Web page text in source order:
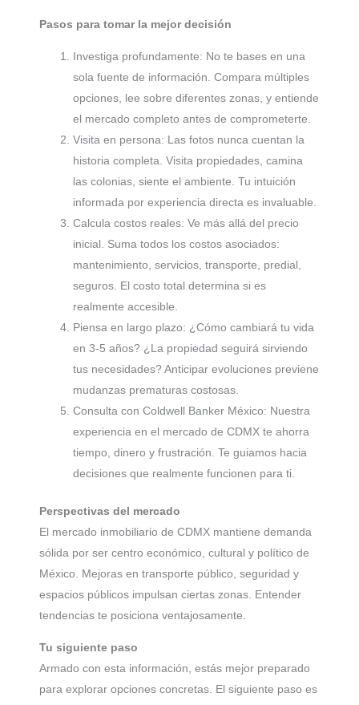
Pasos para tomar la mejor decisión
Investiga profundamente: No te bases en una
sola fuente de información. Compara múltiples
opciones, lee sobre diferentes zonas, y entiende
el mercado completo antes de comprometerte.
Visita en persona: Las fotos nunca cuentan la
historia completa. Visita propiedades, camina
las colonias, siente el ambiente. Tu intuición
informada por experiencia directa es invaluable.
Calcula costos reales: Ve más allá del precio
inicial. Suma todos los costos asociados:
mantenimiento, servicios, transporte, predial,
seguros. El costo total determina si es
realmente accesible.
Piensa en largo plazo: ¿Cómo cambiará tu vida
en 3-5 años? ¿La propiedad seguirá sirviendo
tus necesidades? Anticipar evoluciones previene
mudanzas prematuras costosas.
Consulta con Coldwell Banker México: Nuestra
experiencia en el mercado de CDMX te ahorra
tiempo, dinero y frustración. Te guiamos hacia
decisiones que realmente funcionen para ti.
Perspectivas del mercado
El mercado inmobiliario de CDMX mantiene demanda
sólida por ser centro económico, cultural y político de
México. Mejoras en transporte público, seguridad y
espacios públicos impulsan ciertas zonas. Entender
tendencias te posiciona ventajosamente.
Tu siguiente paso
Armado con esta información, estás mejor preparado
para explorar opciones concretas. El siguiente paso es